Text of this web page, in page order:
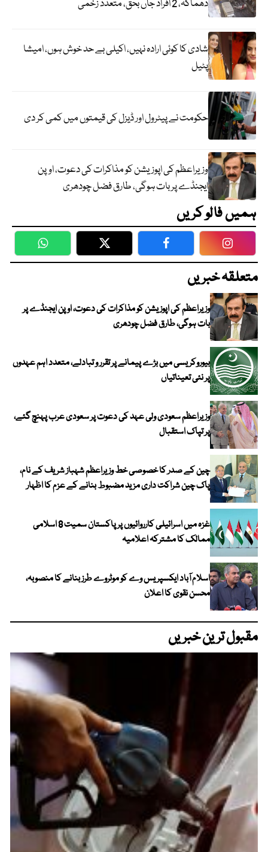
دھماکہ، 2 افراد جاں بحق، متعدد زخمی
شادی کا کوئی ارادہ نہیں، اکیلی بے حد خوش ہوں، امیشا
پٹیل
حکومت نے پیٹرول اور ڈیزل کی قیمتوں میں کمی کر دی
وزیراعظم کی اپوزیشن کو مذاکرات کی دعوت، اوپن
ایجنڈے پر بات ہوگی، طارق فضل چودھری
ہمیں فالو کریں
WhatsApp Twitter Facebook
متعلقہ خبریں
وزیراعظم کی اپوزیشن کو مذاکرات کی دعوت، اوپن ایجنڈے پر
بات ہوگی، طارق فضل چودھری
بیوروکریسی میں بڑے پیمانے پر تقرر و تبادلے، متعدد اہم عہدوں
پر نئی تعیناتیاں
وزیراعظم سعودی ولی عہد کی دعوت پر سعودی عرب پہنچ گئے،
پر تپاک استقبال
چین کے صدر کا خصوصی خط وزیراعظم شہباز شریف کے نام،
پاک چین شراکت داری مزید مضبوط بنانے کے عزم کا اظہار
غزہ میں اسرائیلی کارروائیوں پر پاکستان سمیت 8 اسلامی
ممالک کا مشترکہ اعلامیہ
اسلام آباد ایکسپریس وے کو موٹروے طرز بنانے کا منصوبہ،
محسن نقوی کا اعلان
مقبول ترین خبریں